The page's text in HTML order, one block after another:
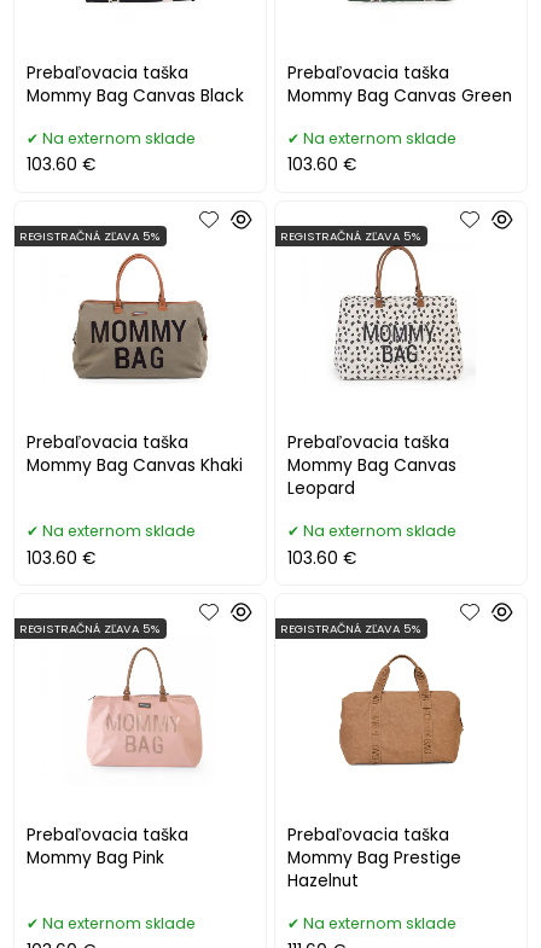
Prebaľovacia taška
Mommy Bag Canvas Black
Na externom sklade
103.60 €
Prebaľovacia taška
Mommy Bag Canvas Green
Na externom sklade
103.60 €
Prebaľovacia taška
Mommy Bag Canvas Khaki
REGISTRAČNÁ ZĽAVA 5%
Na externom sklade
103.60 €
Prebaľovacia taška
Mommy Bag Canvas
Leopard
REGISTRAČNÁ ZĽAVA 5%
Na externom sklade
103.60 €
Prebaľovacia taška
Mommy Bag Pink
REGISTRAČNÁ ZĽAVA 5%
Na externom sklade
Prebaľovacia taška
Mommy Bag Prestige
Hazelnut
REGISTRAČNÁ ZĽAVA 5%
Na externom sklade